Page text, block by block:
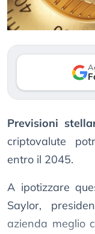
Previsioni
criptovalute
entro il 2045.
A ipotizzare
Saylor,
azienda meglio